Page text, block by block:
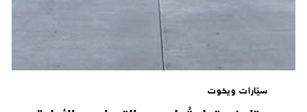
سيّارات ويخوت